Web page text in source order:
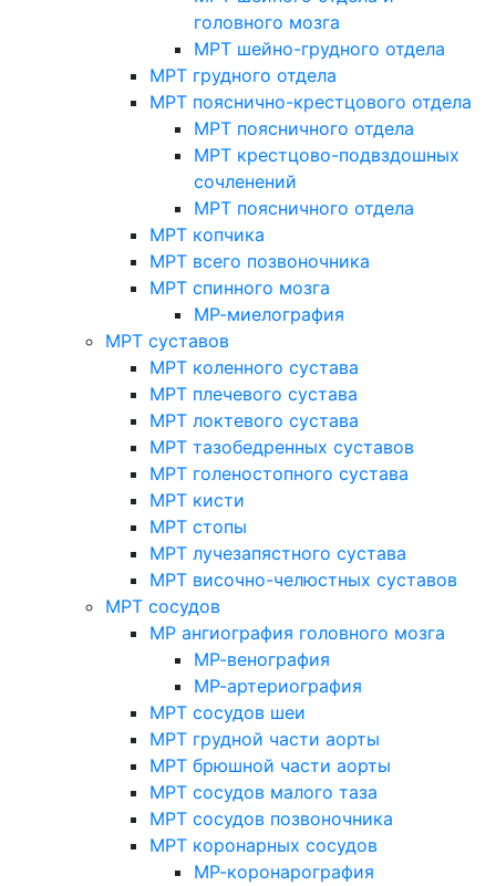
головного мозга
МРТ шейно-грудного отдела
МРТ грудного отдела
МРТ пояснично-крестцового отдела
МРТ поясничного отдела
МРТ крестцово-подвздошных
сочленений
МРТ поясничного отдела
МРТ копчика
МРТ всего позвоночника
МРТ спинного мозга
МР-миелография
МРТ суставов
МРТ коленного сустава
МРТ плечевого сустава
МРТ локтевого сустава
МРТ тазобедренных суставов
МРТ голеностопного сустава
МРТ кисти
МРТ стопы
МРТ лучезапястного сустава
МРТ височно-челюстных суставов
МРТ сосудов
МР ангиография головного мозга
МР-венография
МР-артериография
МРТ сосудов шеи
МРТ грудной части аорты
МРТ брюшной части аорты
МРТ сосудов малого таза
МРТ сосудов позвоночника
МРТ коронарных сосудов
МР-коронарография